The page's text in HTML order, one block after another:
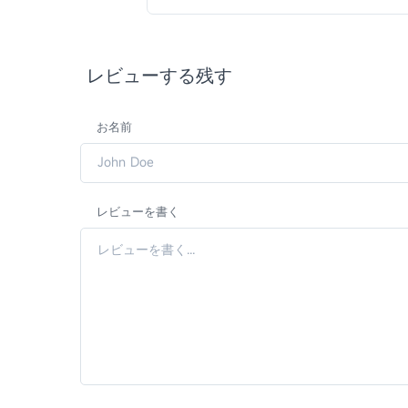
レビューする残す
お名前
レビューを書く